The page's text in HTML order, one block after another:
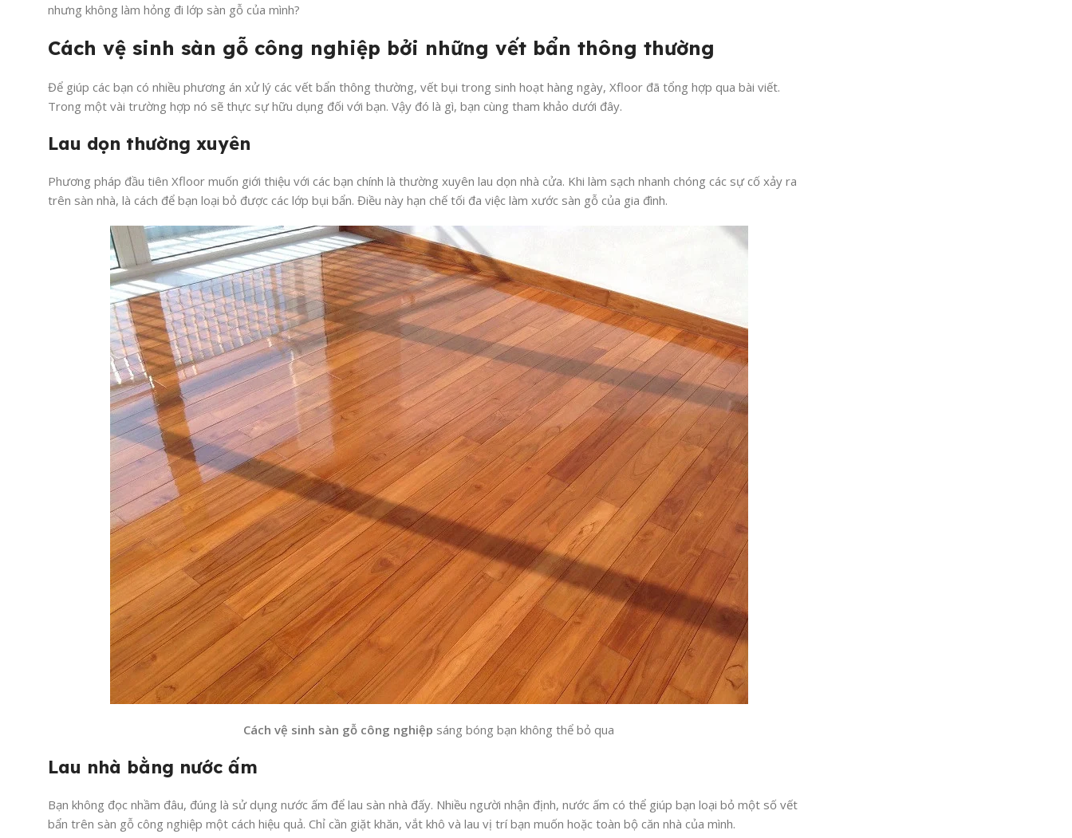
nhưng không làm hỏng đi lớp sàn gỗ của mình?
Cách vệ sinh sàn gỗ công nghiệp bởi những vết bẩn thông thường
Để giúp các bạn có nhiều phương án xử lý các vết bẩn thông thường, vết bụi trong sinh hoạt hàng ngày, Xfloor đã tổng hợp qua bài viết.
Trong một vài trường hợp nó sẽ thực sự hữu dụng đối với bạn. Vậy đó là gì, bạn cùng tham khảo dưới đây.
Lau dọn thường xuyên
Phương pháp đầu tiên Xfloor muốn giới thiệu với các bạn chính là thường xuyên lau dọn nhà cửa. Khi làm sạch nhanh chóng các sự cố xảy ra
trên sàn nhà, là cách để bạn loại bỏ được các lớp bụi bẩn. Điều này hạn chế tối đa việc làm xước sàn gỗ của gia đình.
Cách vệ sinh sàn gỗ công nghiệp sáng bóng bạn không thể bỏ qua
Lau nhà bằng nước ấm
Bạn không đọc nhầm đâu, đúng là sử dụng nước ấm để lau sàn nhà đấy. Nhiều người nhận định, nước ấm có thể giúp bạn loại bỏ một số vết
bẩn trên sàn gỗ công nghiệp một cách hiệu quả. Chỉ cần giặt khăn, vắt khô và lau vị trí bạn muốn hoặc toàn bộ căn nhà của mình.